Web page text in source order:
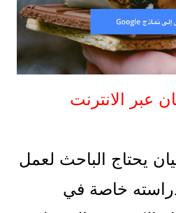
عبر الانترنت
يحتاج الباحث لعمل
خاصة في